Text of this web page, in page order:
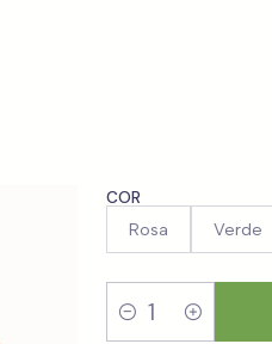
COR
Rosa Verde
Quantidade